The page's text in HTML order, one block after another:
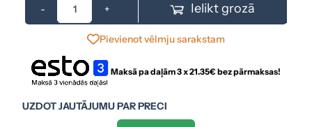
- + Ielikt grozā
Pievienot vēlmju sarakstam
Maksā pa daļām 3 x21.35€ bez pārmaksas!
UZDOT JAUTĀJUMU PAR PRECI